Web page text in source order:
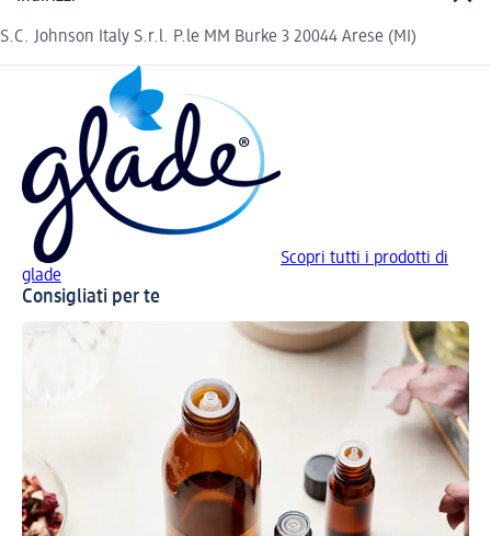
S.C. Johnson Italy S.r.l. P.le MM Burke 3 20044 Arese (MI)
Scopri tutti i prodotti di
glade
Consigliati per te